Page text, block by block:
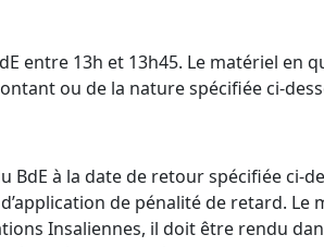
entre 13h et 13h45. Le matériel en
ou de la nature spécifiée ci-
BdE à la date de retour spécifiée ci-
de pénalité de retard. Le
Insaliennes, il doit être rendu